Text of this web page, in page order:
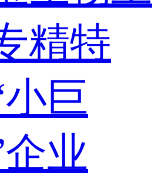
精特
巨
企业